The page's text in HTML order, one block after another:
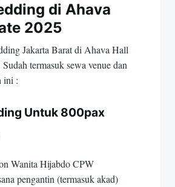
di Ahava
2025
Jakarta Barat di Ahava Hall
termasuk sewa venue dan
ini :
Untuk 800pax
Wanita Hijabdo CPW
pengantin (termasuk akad)